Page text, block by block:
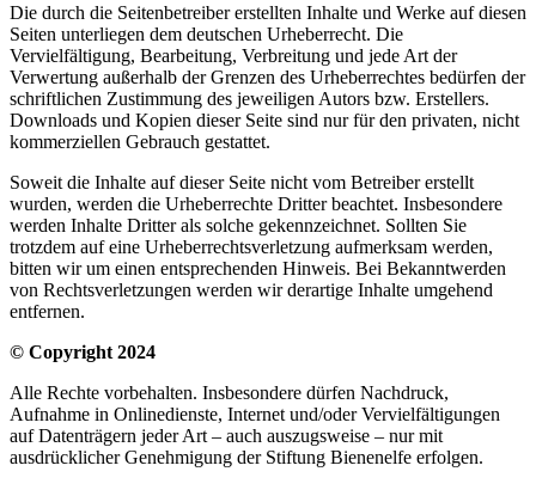
Die durch die Seitenbetreiber erstellten Inhalte und Werke auf diesen
Seiten unterliegen dem deutschen Urheberrecht. Die
Vervielfältigung, Bearbeitung, Verbreitung und jede Art der
Verwertung außerhalb der Grenzen des Urheberrechtes bedürfen der
schriftlichen Zustimmung des jeweiligen Autors bzw. Erstellers.
Downloads und Kopien dieser Seite sind nur für den privaten, nicht
kommerziellen Gebrauch gestattet.
Soweit die Inhalte auf dieser Seite nicht vom Betreiber erstellt
wurden, werden die Urheberrechte Dritter beachtet. Insbesondere
werden Inhalte Dritter als solche gekennzeichnet. Sollten Sie
trotzdem auf eine Urheberrechtsverletzung aufmerksam werden,
bitten wir um einen entsprechenden Hinweis. Bei Bekanntwerden
von Rechtsverletzungen werden wir derartige Inhalte umgehend
entfernen.
© Copyright 2024
Alle Rechte vorbehalten. Insbesondere dürfen Nachdruck,
Aufnahme in Onlinedienste, Internet und/oder Vervielfältigungen
auf Datenträgern jeder Art – auch auszugsweise – nur mit
ausdrücklicher Genehmigung der Stiftung Bienenelfe erfolgen.